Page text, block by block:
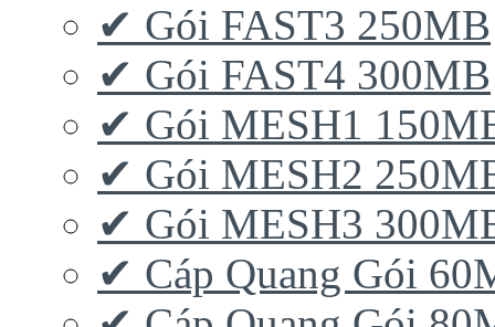
✔ Gói FAST3 250MB
✔ Gói FAST4 300MB
✔ Gói MESH1
✔ Gói MESH2
✔ Gói MESH3
✔ Cáp Quang Gói